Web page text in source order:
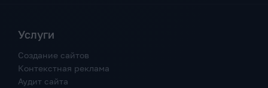
Услуги
Создание сайтов
Контекстная реклама
Аудит сайта